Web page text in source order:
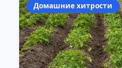
Домашние хитрости